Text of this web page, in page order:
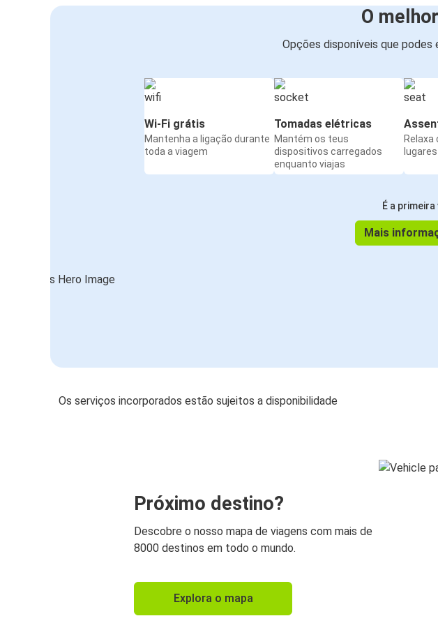
O
Opções disponíveis que podes
Wi-Fi grátis
Mantenha a ligação durante
toda a viagem
Tomadas elétricas
Mantém os teus
dispositivos carregados
enquanto viajas
É a
Mais
Os serviços incorporados estão sujeitos a disponibilidade
Próximo destino?
Descobre o nosso mapa de viagens com mais de
8000 destinos em todo o mundo.
Explora o mapa